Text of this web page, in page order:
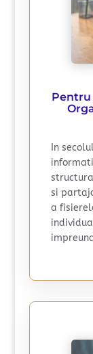
Pentru
In
si
a